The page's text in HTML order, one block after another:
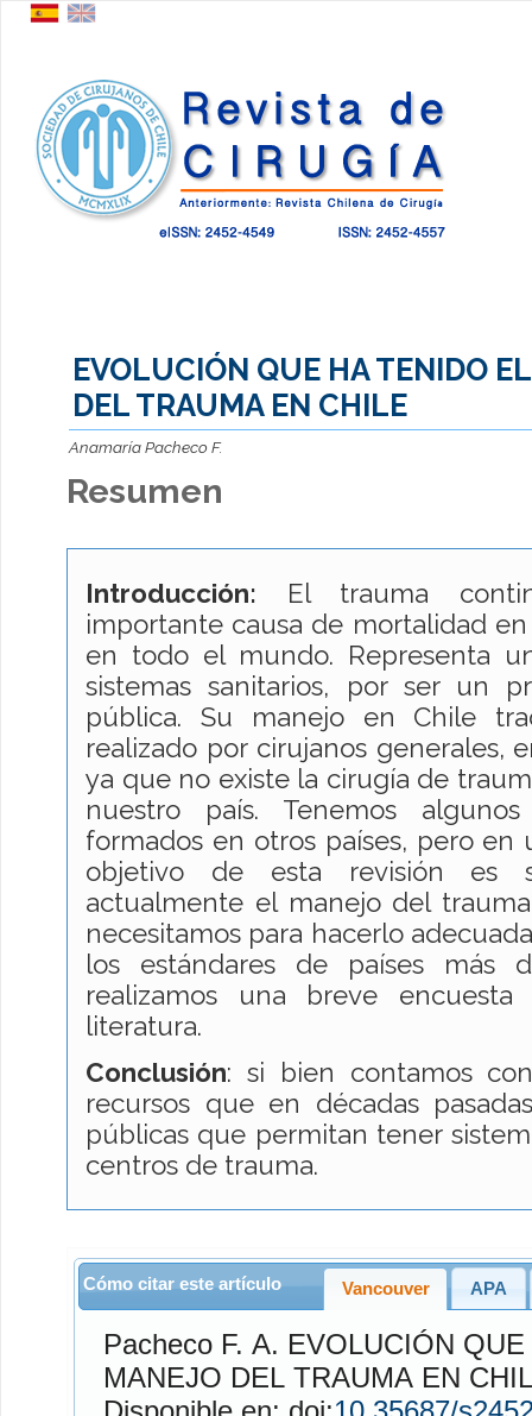
EVOLUCIÓN QUE HA TENIDO
DEL TRAUMA EN CHILE
Anamaría Pacheco F.
Resumen
Introducción: El trauma
importante causa de mortalidad
en todo el mundo. Representa
sistemas sanitarios, por ser un
pública. Su manejo en Chile
realizado por cirujanos generales,
ya que no existe la cirugía de
nuestro país. Tenemos
formados en otros países, pero
objetivo de esta revisión es
actualmente el manejo del
necesitamos para hacerlo
los estándares de países más
realizamos una breve
literatura.
Conclusión: si bien contamos
recursos que en décadas
públicas que permitan tener
centros de trauma.
Cómo citar este artículo Vancouver APA
Pacheco F. A. EVOLUCIÓN QUE HA TENIDO EL
MANEJO DEL TRAUMA EN